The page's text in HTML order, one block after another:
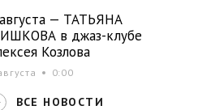
— ТАТЬЯНА
в джаз-клубе
Козлова
0:00
ВСЕ НОВОСТИ